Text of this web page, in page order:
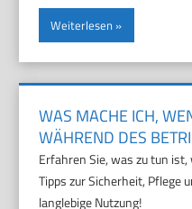
Weiterlesen
WAS MACHE ICH,
WÄHREND DES
Erfahren Sie, was zu tun
Tipps zur Sicherheit, Pflege
langlebige Nutzung!